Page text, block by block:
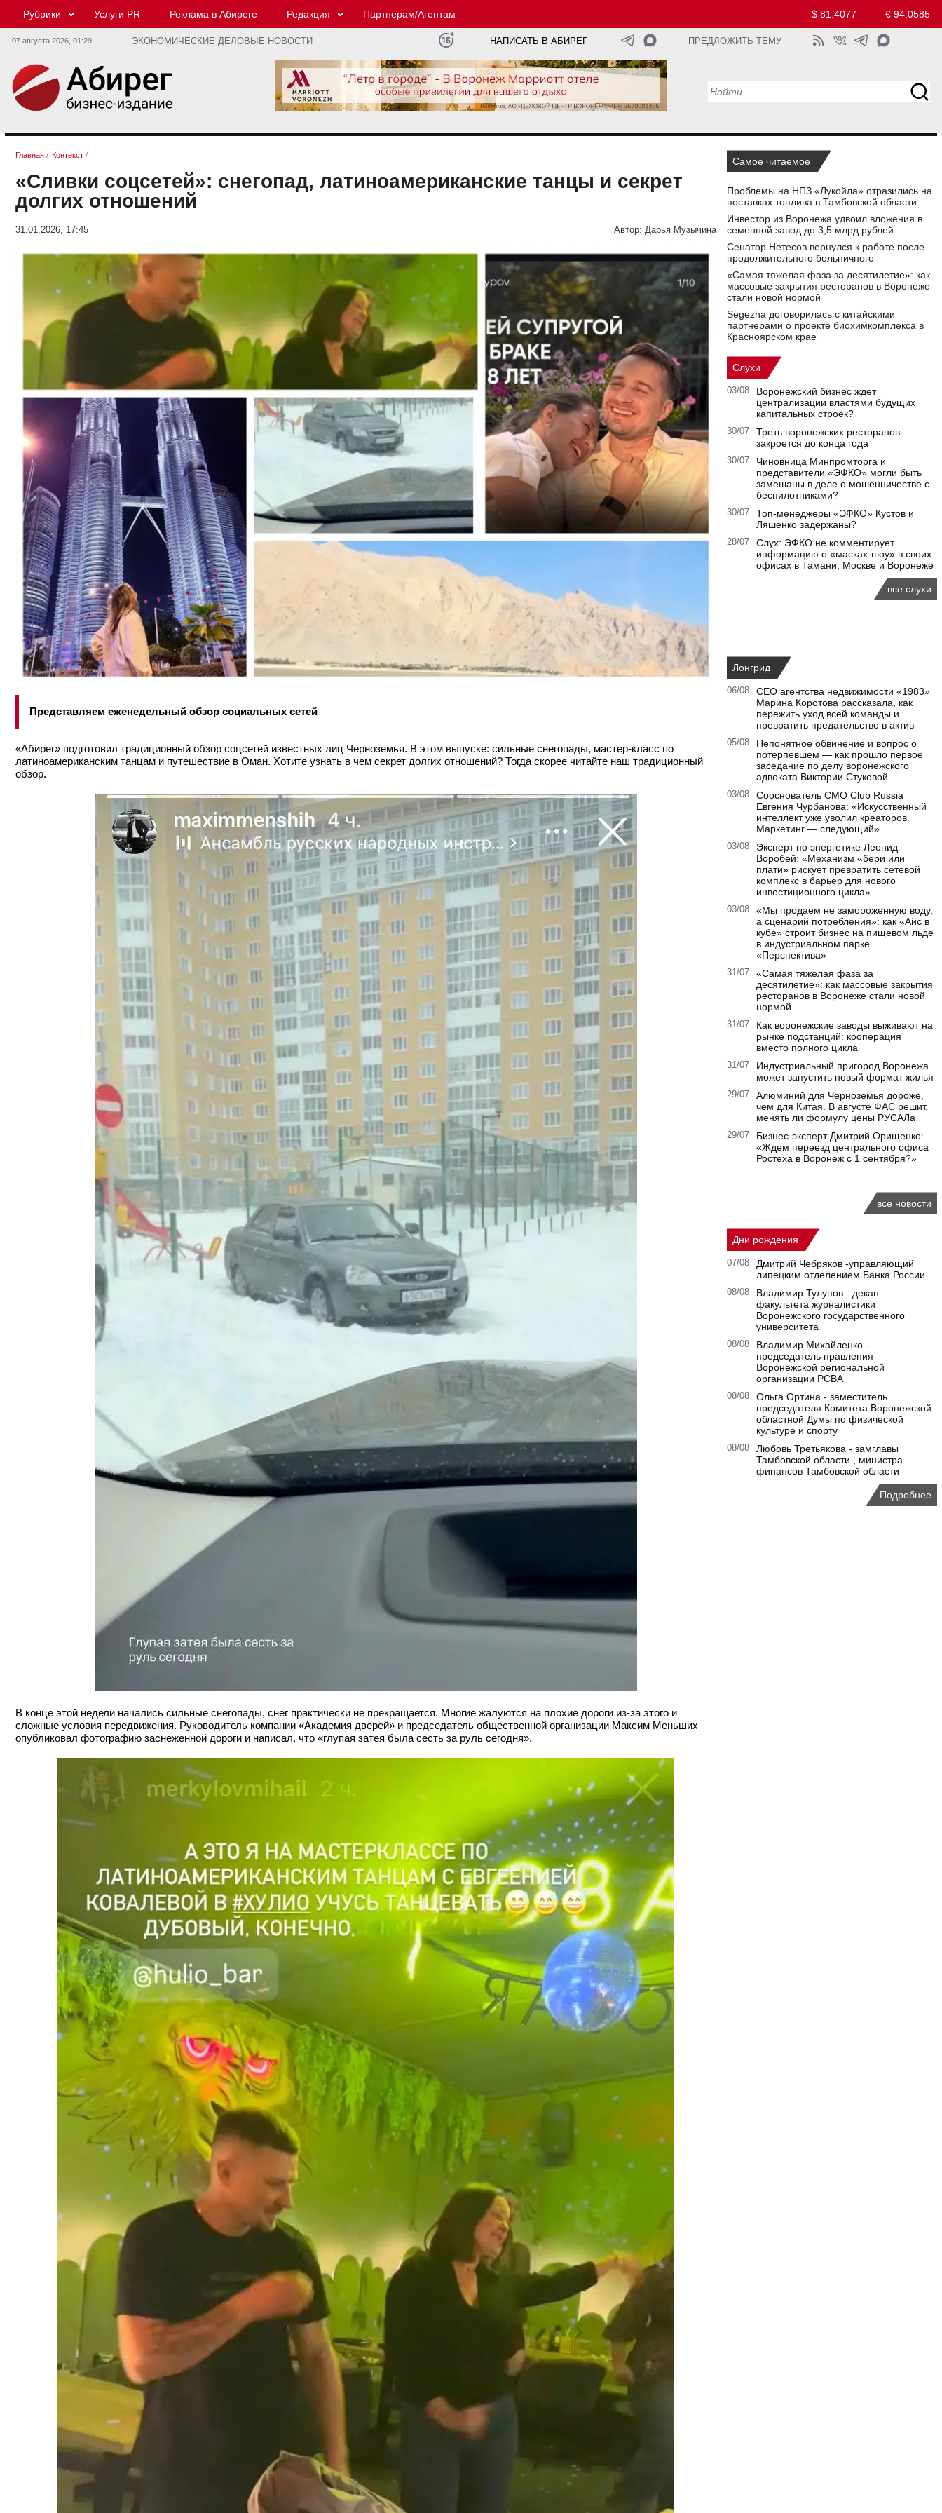
Рубрики Услуги PR Реклама в Абиреге Редакция Партнерам/Агентам $ 81.4077 € 94.0585
07 августа 2026, 01:29 ЭКОНОМИЧЕСКИЕ ДЕЛОВЫЕ НОВОСТИ НАПИСАТЬ В АБИРЕГ ПРЕДЛОЖИТЬ ТЕМУ
Главная / Контекст /
«Сливки соцсетей»: снегопад, латиноамериканские танцы и секрет
долгих отношений
31.01.2026, 17:45 Автор: Дарья Музычина
Представляем еженедельный обзор социальных сетей
«Абирег» подготовил традиционный обзор соцсетей известных лиц Черноземья. В этом выпуске: сильные снегопады, мастер-класс по
латиноамериканским танцам и путешествие в Оман. Хотите узнать в чем секрет долгих отношений? Тогда скорее читайте наш традиционный
обзор.
В конце этой недели начались сильные снегопады, снег практически не прекращается. Многие жалуются на плохие дороги из-за этого и
сложные условия передвижения. Руководитель компании «Академия дверей» и председатель общественной организации Максим Меньших
опубликовал фотографию заснеженной дороги и написал, что «глупая затея была сесть за руль сегодня».
Самое читаемое
Проблемы на НПЗ «Лукойла» отразились на
поставках топлива в Тамбовской области
Инвестор из Воронежа удвоил вложения в
семенной завод до 3,5 млрд рублей
Сенатор Нетесов вернулся к работе после
продолжительного больничного
«Самая тяжелая фаза за десятилетие»: как
массовые закрытия ресторанов в Воронеже
стали новой нормой
Segezha договорилась с китайскими
партнерами о проекте биохимкомплекса в
Красноярском крае
Слухи
03/08
Воронежский бизнес ждет
централизации властями будущих
капитальных строек?
30/07
Треть воронежских ресторанов
закроется до конца года
30/07
Чиновница Минпромторга и
представители «ЭФКО» могли быть
замешаны в деле о мошенничестве с
беспилотниками?
30/07
Топ-менеджеры «ЭФКО» Кустов и
Ляшенко задержаны?
28/07
Слух: ЭФКО не комментирует
информацию о «масках-шоу» в своих
офисах в Тамани, Москве и Воронеже
все слухи
Лонгрид
06/08
CEO агентства недвижимости «1983»
Марина Коротова рассказала, как
пережить уход всей команды и
превратить предательство в актив
05/08
Непонятное обвинение и вопрос о
потерпевшем — как прошло первое
заседание по делу воронежского
адвоката Виктории Стуковой
03/08
Сооснователь CMO Club Russia
Евгения Чурбанова: «Искусственный
интеллект уже уволил креаторов.
Маркетинг — следующий»
03/08
Эксперт по энергетике Леонид
Воробей: «Механизм «бери или
плати» рискует превратить сетевой
комплекс в барьер для нового
инвестиционного цикла»
03/08
«Мы продаем не замороженную воду,
а сценарий потребления»: как «Айс в
кубе» строит бизнес на пищевом льде
в индустриальном парке
«Перспектива»
31/07
«Самая тяжелая фаза за
десятилетие»: как массовые закрытия
ресторанов в Воронеже стали новой
нормой
31/07
Как воронежские заводы выживают на
рынке подстанций: кооперация
вместо полного цикла
31/07
Индустриальный пригород Воронежа
может запустить новый формат жилья
29/07
Алюминий для Черноземья дороже,
чем для Китая. В августе ФАС решит,
менять ли формулу цены РУСАЛа
29/07
Бизнес-эксперт Дмитрий Орищенко:
«Ждем переезд центрального офиса
Ростеха в Воронеж с 1 сентября?»
все новости
Дни рождения
07/08
Дмитрий Чебряков -управляющий
липецким отделением Банка России
08/08
Владимир Тулупов - декан
факультета журналистики
Воронежского государственного
университета
08/08
Владимир Михайленко -
председатель правления
Воронежской региональной
организации РСВА
08/08
Ольга Ортина - заместитель
председателя Комитета Воронежской
областной Думы по физической
культуре и спорту
08/08
Любовь Третьякова - замглавы
Тамбовской области , министра
финансов Тамбовской области
Подробнее